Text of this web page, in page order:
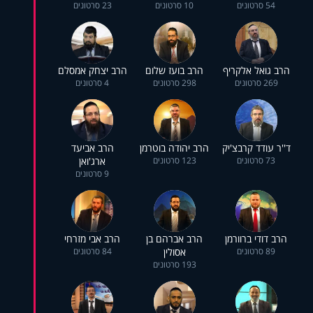
54 סרטונים 10 סרטונים 23 סרטונים
הרב גואל אלקריף
269 סרטונים
הרב בועז שלום
298 סרטונים
הרב יצחק אמסלם
4 סרטונים
ד''ר עודד קרבצ'יק
73 סרטונים
הרב יהודה בוטרמן
123 סרטונים
הרב אביעד
ארג'ואן
9 סרטונים
הרב דודי ברוורמן
89 סרטונים
הרב אברהם בן
אסולין
193 סרטונים
הרב אבי מזרחי
84 סרטונים